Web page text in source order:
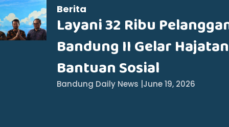
Berita
Layani 32 Ribu
Bandung II Gelar
Bantuan Sosial
Bandung Daily News | June 19, 2026